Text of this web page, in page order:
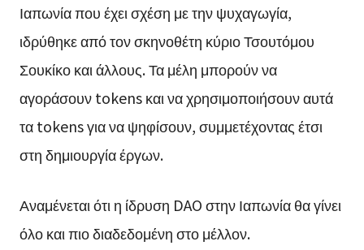
Ιαπωνία που έχει σχέση με την ψυχαγωγία,
ιδρύθηκε από τον σκηνοθέτη κύριο Τσουτόμου
Σουκίκο και άλλους. Τα μέλη μπορούν να
αγοράσουν tokens και να χρησιμοποιήσουν αυτά
τα tokens για να ψηφίσουν, συμμετέχοντας έτσι
στη δημιουργία έργων.
Αναμένεται ότι η ίδρυση DAO στην Ιαπωνία θα γίνει
όλο και πιο διαδεδομένη στο μέλλον.